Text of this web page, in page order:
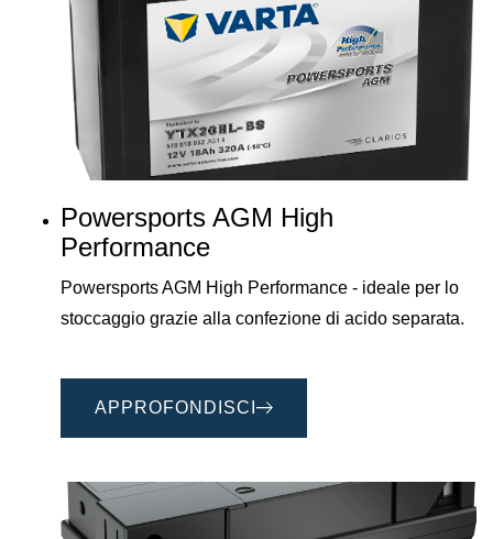
Powersports AGM High
Performance
Powersports AGM High Performance - ideale per lo
stoccaggio grazie alla confezione di acido separata.
APPROFONDISCI